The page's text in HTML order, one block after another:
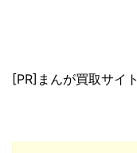
[PR]まんが買取サイト